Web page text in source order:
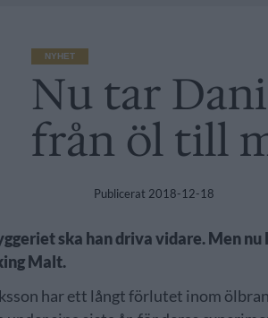
NYHET
Nu tar
från öl till
Publicerat 2018-12-18
ska han driva vidare. Men
Malt.
har ett långt förlutet inom